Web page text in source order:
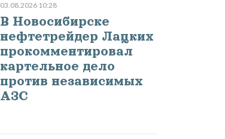
03.08.2026 10:28
В Новосибирске
нефтетрейдер Лацких
прокомментировал
картельное дело
против независимых
АЗС